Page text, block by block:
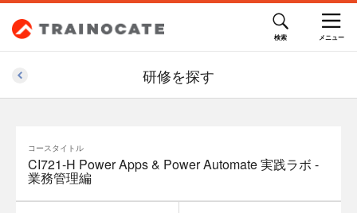
研修を探す
コースタイトル
CI721-H Power Apps & Power Automate 実践ラボ -
業務管理編